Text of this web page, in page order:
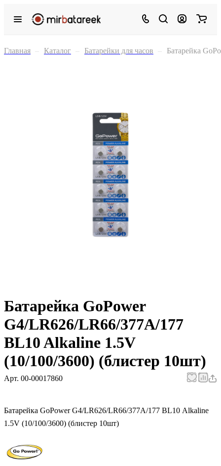
Главная – Каталог – Батарейки для часов – Батарейка
Батарейка GoPower
G4/LR626/LR66/377A/177
BL10 Alkaline 1.5V
(10/100/3600) (блистер 10шт)
Арт. 00-00017860
Батарейка GoPower G4/LR626/LR66/377A/177 BL10 Alkaline
1.5V (10/100/3600) (блистер 10шт)